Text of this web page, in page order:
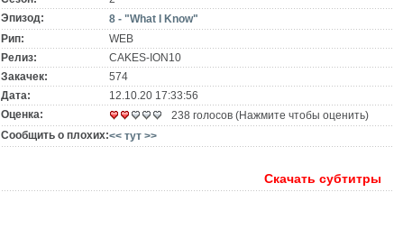
Эпизод:
8 - "What I Know"
Рип:
WEB
Релиз:
CAKES-ION10
Закачек:
574
Дата:
12.10.20 17:33:56
Оценка:
238 голосов (Нажмите чтобы оценить)
Сообщить о плохих:<< тут >>
Скачать субтитры